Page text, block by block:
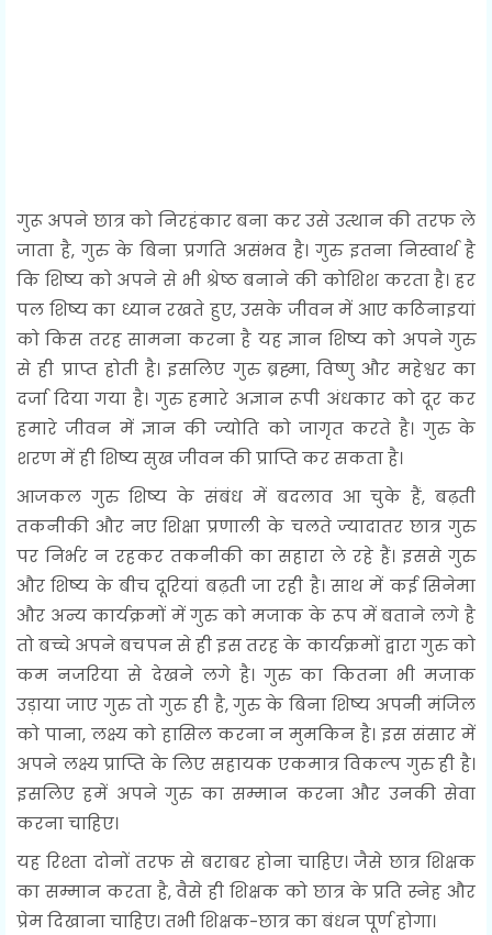
गुरू अपने छात्र को निरहंकार बना कर उसे उत्थान की तरफ ले
जाता है, गुरु के बिना प्रगति असंभव है। गुरु इतना निस्वार्थ है
कि शिष्य को अपने से भी श्रेष्ठ बनाने की कोशिश करता है। हर
पल शिष्य का ध्यान रखते हुए, उसके जीवन में आए कठिनाइयां
को किस तरह सामना करना है यह ज्ञान शिष्य को अपने गुरु
से ही प्राप्त होती है। इसलिए गुरु ब्रह्मा, विष्णु और महेश्वर का
दर्जा दिया गया है। गुरु हमारे अज्ञान रूपी अंधकार को दूर कर
हमारे जीवन में ज्ञान की ज्योति को जागृत करते है। गुरु के
शरण में ही शिष्य सुख जीवन की प्राप्ति कर सकता है।
आजकल गुरु शिष्य के संबंध में बदलाव आ चुके हैं, बढ़ती
तकनीकी और नए शिक्षा प्रणाली के चलते ज्यादातर छात्र गुरु
पर निर्भर न रहकर तकनीकी का सहारा ले रहे हैं। इससे गुरु
और शिष्य के बीच दूरियां बढ़ती जा रही है। साथ में कई सिनेमा
और अन्य कार्यक्रमों में गुरु को मजाक के रूप में बताने लगे है
तो बच्चे अपने बचपन से ही इस तरह के कार्यक्रमों द्वारा गुरु को
कम नजरिया से देखने लगे है। गुरु का कितना भी मजाक
उड़ाया जाए गुरु तो गुरु ही है, गुरु के बिना शिष्य अपनी मंजिल
को पाना, लक्ष्य को हासिल करना न मुमकिन है। इस संसार में
अपने लक्ष्य प्राप्ति के लिए सहायक एकमात्र विकल्प गुरु ही है।
इसलिए हमें अपने गुरु का सम्मान करना और उनकी सेवा
करना चाहिए।
यह रिश्ता दोनों तरफ से बराबर होना चाहिए। जैसे छात्र शिक्षक
का सम्मान करता है, वैसे ही शिक्षक को छात्र के प्रति स्नेह और
प्रेम दिखाना चाहिए। तभी शिक्षक-छात्र का बंधन पूर्ण होगा।